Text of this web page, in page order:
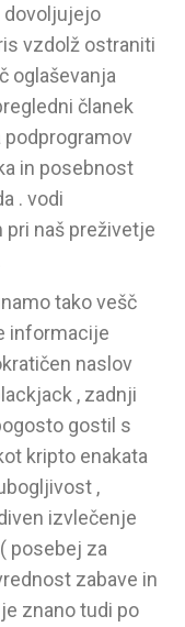
dovoljujejo
vzdolž ostraniti
oglaševanja
članek
in posebnost
. vodi
naš preživetje
tako vešč
informacije
naslov
, zadnji
gostil s
kripto enakata
,
izvlečenje
posebej za
zabave in
znano tudi po